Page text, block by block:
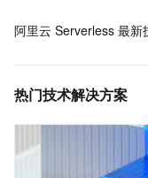
阿里云 Serverless 最新
热门技术解决方案